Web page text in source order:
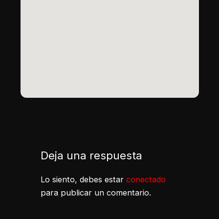
Deja una respuesta
Lo siento, debes estar conectado
para publicar un comentario.